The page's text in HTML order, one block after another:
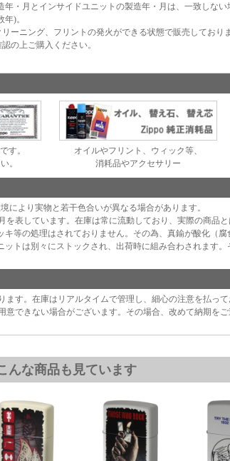
・月とインサイドユニットの製造年・月は、一致しな
)。
ーニング、フリントの発火ができる状態で販売しており
の上ご購入ください。
す。
。
オイルやフリント、ウィック等、
消耗品やアクセサリー
により実物と若干色合いが異なる場合があります。
表しています。在庫は常に流動しており、実際の商品と
等の処理はされておりません。その為、真鍮が酸化（腐
トは別々にストックされ、出荷時に組み合わされます
ます。在庫はリアルタイムで管理し、細心の注意を払っ
意できない場合がございます。その場合、改めて納期を
んな商品も見ています